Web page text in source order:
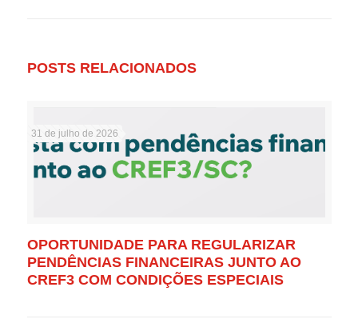
POSTS RELACIONADOS
31 de julho de 2026
OPORTUNIDADE PARA REGULARIZAR
PENDÊNCIAS FINANCEIRAS JUNTO AO
CREF3 COM CONDIÇÕES ESPECIAIS